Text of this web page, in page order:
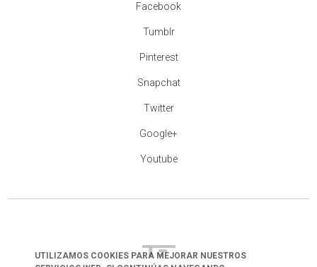
Facebook
Tumblr
Pinterest
Snapchat
Twitter
Google+
Youtube
UTILIZAMOS COOKIES PARA MEJORAR NUESTROS